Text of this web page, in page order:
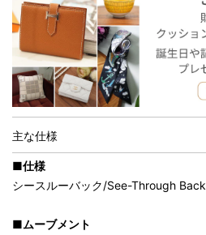
主な仕様
■仕様
シースルーバック/See-Through Back
■ムーブメント